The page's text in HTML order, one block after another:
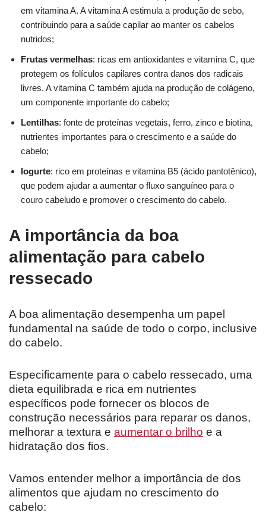
em vitamina A. A vitamina A estimula a produção de sebo,
contribuindo para a saúde capilar ao manter os cabelos
nutridos;
Frutas vermelhas: ricas em antioxidantes e vitamina C, que
protegem os folículos capilares contra danos dos radicais
livres. A vitamina C também ajuda na produção de colágeno,
um componente importante do cabelo;
Lentilhas: fonte de proteínas vegetais, ferro, zinco e biotina,
nutrientes importantes para o crescimento e a saúde do
cabelo;
Iogurte: rico em proteínas e vitamina B5 (ácido pantotênico),
que podem ajudar a aumentar o fluxo sanguíneo para o
couro cabeludo e promover o crescimento do cabelo.
A importância da boa
alimentação para cabelo
ressecado
A boa alimentação desempenha um papel
fundamental na saúde de todo o corpo, inclusive
do cabelo.
Especificamente para o cabelo ressecado, uma
dieta equilibrada e rica em nutrientes
específicos pode fornecer os blocos de
construção necessários para reparar os danos,
melhorar a textura e aumentar o brilho e a
hidratação dos fios.
Vamos entender melhor a importância de dos
alimentos que ajudam no crescimento do
cabelo: